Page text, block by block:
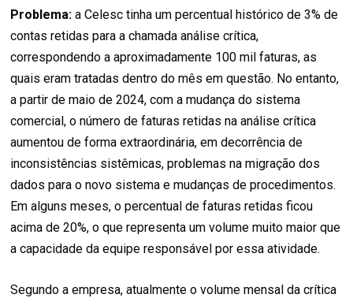
Problema: a Celesc tinha um percentual histórico de 3% de
contas retidas para a chamada análise crítica,
correspondendo a aproximadamente 100 mil faturas, as
quais eram tratadas dentro do mês em questão. No entanto,
a partir de maio de 2024, com a mudança do sistema
comercial, o número de faturas retidas na análise crítica
aumentou de forma extraordinária, em decorrência de
inconsistências sistêmicas, problemas na migração dos
dados para o novo sistema e mudanças de procedimentos.
Em alguns meses, o percentual de faturas retidas ficou
acima de 20%, o que representa um volume muito maior que
a capacidade da equipe responsável por essa atividade.
Segundo a empresa, atualmente o volume mensal da crítica